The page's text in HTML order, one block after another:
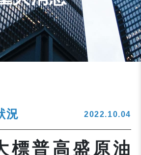
況 2022.10.04
標普高盛原油